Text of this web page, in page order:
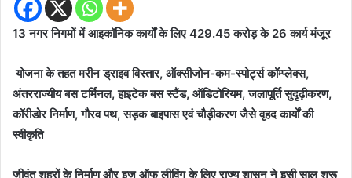
13 नगर निगमों में आइकॉनिक कार्यों के लिए 429.45 करोड़ के 26 कार्य मंजूर
योजना के तहत मरीन ड्राइव विस्तार, ऑक्सीजोन-कम-स्पोर्ट्स कॉम्प्लेक्स,
अंतरराज्यीय बस टर्मिनल, हाइटेक बस स्टैंड, ऑडिटोरियम, जलापूर्ति सुदृढ़ीकरण,
कॉरीडोर निर्माण, गौरव पथ, सड़क बाइपास एवं चौड़ीकरण जैसे वृहद कार्यों की
स्वीकृति
जीवंत शहरों के निर्माण और इज ऑफ लीविंग के लिए राज्य शासन ने इसी साल शुरू